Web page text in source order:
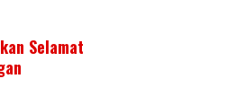
Selamat